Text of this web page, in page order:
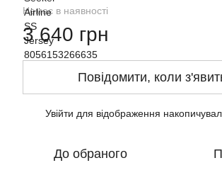
Немає в наявності
3 640 грн
Повідомити, коли
Увійти для відображення
До обраного